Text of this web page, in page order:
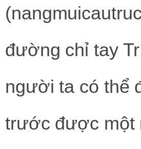
đường chỉ tay
người ta có thể
trước được một